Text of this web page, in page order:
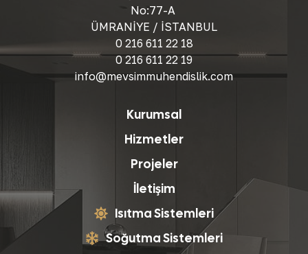
No:77-A
ÜMRANİYE / İSTANBUL
0 216 611 22 18
0 216 611 22 19
info@mevsimmuhendislik.com
Kurumsal
Hizmetler
Projeler
İletişim
Isıtma Sistemleri
Soğutma Sistemleri